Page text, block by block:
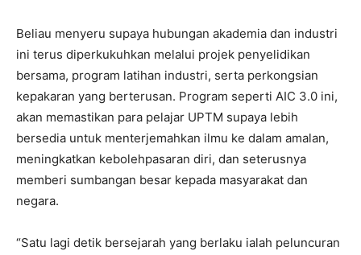
Beliau menyeru supaya hubungan akademia dan industri
ini terus diperkukuhkan melalui projek penyelidikan
bersama, program latihan industri, serta perkongsian
kepakaran yang berterusan. Program seperti AIC 3.0 ini,
akan memastikan para pelajar UPTM supaya lebih
bersedia untuk menterjemahkan ilmu ke dalam amalan,
meningkatkan kebolehpasaran diri, dan seterusnya
memberi sumbangan besar kepada masyarakat dan
negara.
“Satu lagi detik bersejarah yang berlaku ialah peluncuran